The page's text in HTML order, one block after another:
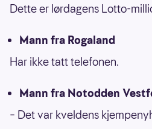
Dette er lørdagens Lotto-
Mann fra Rogaland
Har ikke tatt telefonen.
Mann fra Notodden
– Det var kveldens